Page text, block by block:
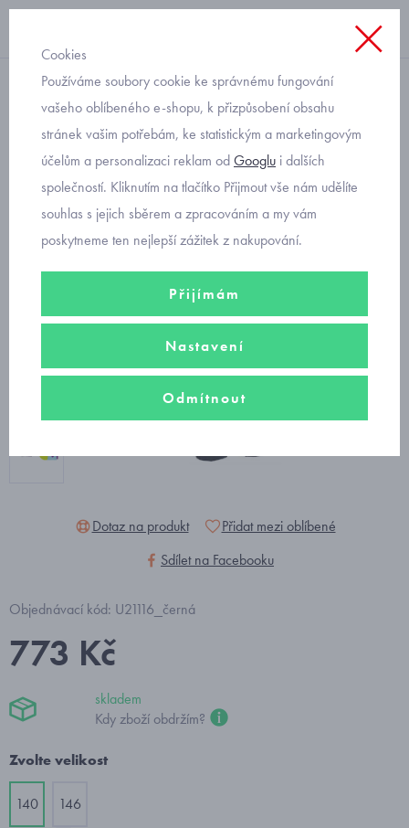
softshellové zateplené
Fantom softshellové kalhoty
v pase do nápletu 0806
velikost 140 a 146
Dotaz na produkt
Přidat mezi oblíbené
Sdílet na Facebooku
Objednávací kód: U21116_černá
773 Kč
skladem
Kdy zboží obdržím?
Zvolte velikost
140 146
Cookies
Používáme soubory cookie ke správnému fungování
vašeho oblíbeného e-shopu, k přizpůsobení obsahu
stránek vašim potřebám, ke statistickým a marketingovým
účelům a personalizaci reklam odGooglu i dalších
společností. Kliknutím na tlačítko Přijmout vše nám udělíte
souhlas s jejich sběrem a zpracováním a my vám
poskytneme ten nejlepší zážitek z nakupování.
Přijímám
Nastavení
Odmítnout